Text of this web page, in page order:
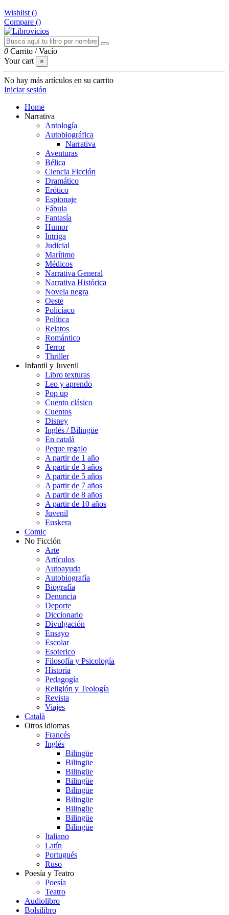
Wishlist ()
Compare ()
0 Carrito /Vacío
Your cart
×
No hay más artículos en su carrito
Iniciar sesión
Home
Narrativa
Antología
Autobiográfica
Narrativa
Aventuras
Bélica
Ciencia Ficción
Dramático
Erótico
Espionaje
Fábula
Fantasía
Humor
Intriga
Judicial
Marítimo
Médicos
Narrativa General
Narrativa Histórica
Novela negra
Oeste
Policíaco
Política
Relatos
Romántico
Terror
Thriller
Infantil y Juvenil
Libro texturas
Leo y aprendo
Pop up
Cuento clásico
Cuentos
Disney
Inglés / Bilingüe
En català
Peque regalo
A partir de 1 año
A partir de 3 años
A partir de 5 años
A partir de 7 años
A partir de 8 años
A partir de 10 años
Juvenil
Euskera
Comic
No Ficción
Arte
Artículos
Autoayuda
Autobiografía
Biografía
Denuncia
Deporte
Diccionario
Divulgación
Ensayo
Escolar
Esoterico
Filosofía y Psicología
Historia
Pedagogía
Religión y Teología
Revista
Viajes
Català
Otros idiomas
Francés
Inglés
Bilingüe
Bilingüe
Bilingüe
Bilingüe
Bilingüe
Bilingüe
Bilingüe
Bilingüe
Bilingüe
Italiano
Latín
Portugués
Ruso
Poesía y Teatro
Poesía
Teatro
Audiolibro
Bolsilibro